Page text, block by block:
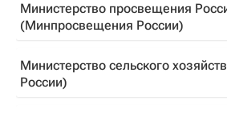
Министерство просвещения
(Минпросвещения России)
Министерство сельского
России)